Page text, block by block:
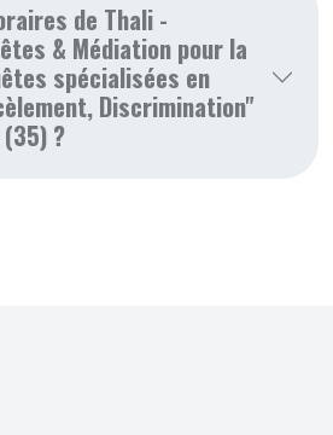
de Thali -
& Médiation pour la
spécialisées en
Discrimination"
?